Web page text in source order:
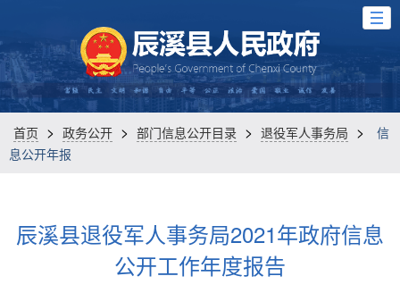
首页 > 政务公开 > 部门信息公开目录 > 退役军人事务局 >
信
息公开年报
辰溪县退役军人事务局2021年政府信息
公开工作年度报告